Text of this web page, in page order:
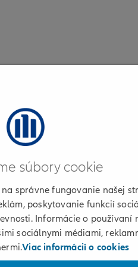
súbory cookie
správne fungovanie našej
poskytovanie funkcií
Informácie o používaní
sociálnymi médiami,
Viac informácií o cookies